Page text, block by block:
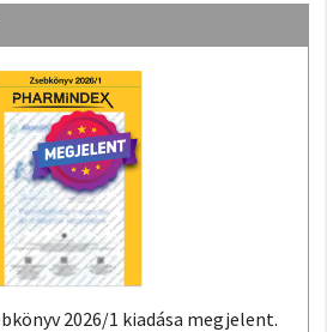
2026/1 kiadása megjelent.